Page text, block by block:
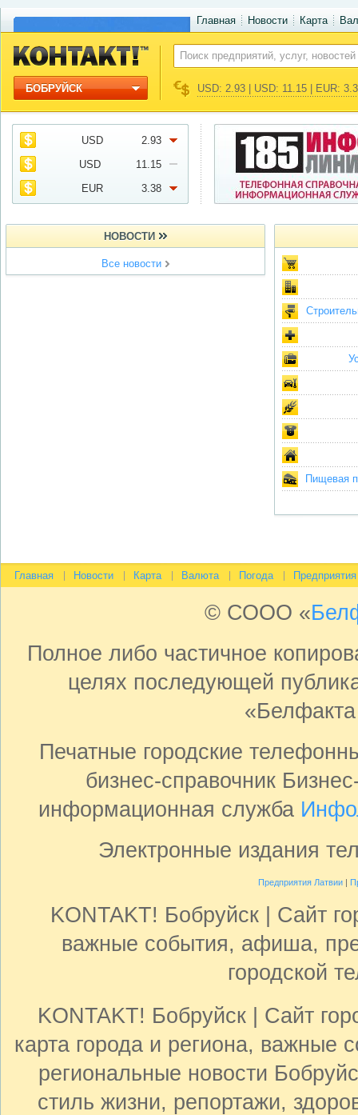
Главная Новости Карта
БОБРУЙСК USD: 2.93 | USD: 11.15 | EUR:
USD
2.93
USD
11.15
EUR
3.38
НОВОСТИ
Все новости
Пищевая
Главная Новости Карта Валюта Погода Предприятия
© СООО «
Полное либо частичное
целях последующей
Печатные городские
бизнес-справочник
информационная служба
Электронные издания
Предприятия Латвии|
KONTAKT! Бобруйск | Сайт
важные события, афиша,
городской
KONTAKT! Бобруйск | Сайт
карта города и региона, важные
региональные новости
стиль жизни, репортажи,